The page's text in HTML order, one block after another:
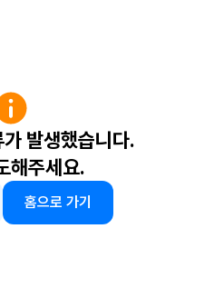
발생했습니다.
해주세요.
홈으로 가기